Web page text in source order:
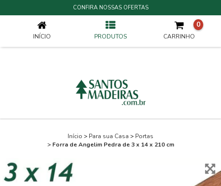
CONFIRA NOSSAS OFERTAS
INÍCIO PRODUTOS CARRINHO
0
Início > Para sua Casa > Portas
> Forra de Angelim Pedra de 3 x 14 x 210 cm